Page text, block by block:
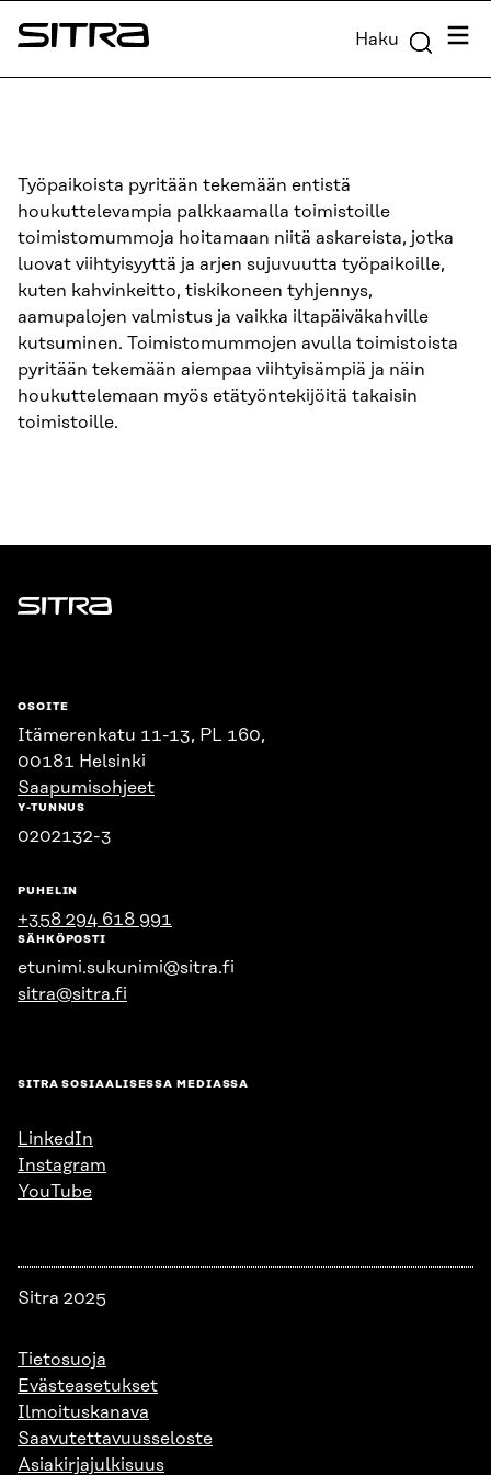
Siirry
suoraan
Sitra Haku
Työpaikoista pyritään tekemään entistä
houkuttelevampia palkkaamalla toimistoille
toimistomummoja hoitamaan niitä askareista, jotka
luovat viihtyisyyttä ja arjen sujuvuutta työpaikoille,
kuten kahvinkeitto, tiskikoneen tyhjennys,
aamupalojen valmistus ja vaikka iltapäiväkahville
kutsuminen. Toimistomummojen avulla toimistoista
pyritään tekemään aiempaa viihtyisämpiä ja näin
houkuttelemaan myös etätyöntekijöitä takaisin
toimistoille.
Sitra
OSOITE
Itämerenkatu 11-13, PL 160,
00181 Helsinki
Saapumisohjeet
Y-TUNNUS
0202132-3
PUHELIN
+358 294 618 991
SÄHKÖPOSTI
etunimi.sukunimi@sitra.fi
sitra@sitra.fi
SITRA SOSIAALISESSA MEDIASSA
LinkedIn
Instagram
YouTube
Sitra 2025
Tietosuoja
Evästeasetukset
Ilmoituskanava
Saavutettavuusseloste
Asiakirjajulkisuus